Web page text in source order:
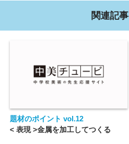
関連記事
題材のポイント vol.12
< 表現 >金属を加工してつくる